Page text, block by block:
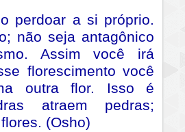
perdoar a si próprio.
não seja antagônico
Assim você irá
florescimento você
outra flor. Isso é
atraem pedras;
(Osho)